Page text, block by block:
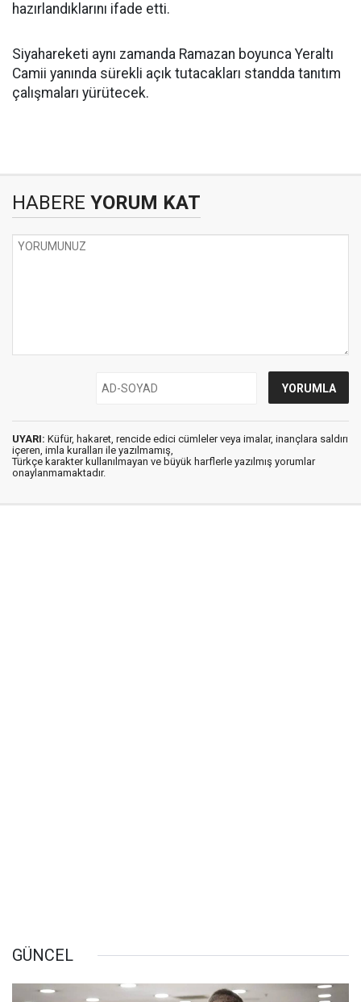
hazırlandıklarını ifade etti.
Siyahareketi aynı zamanda Ramazan boyunca Yeraltı
Camii yanında sürekli açık tutacakları standda tanıtım
çalışmaları yürütecek.
HABERE YORUM KAT
UYARI: Küfür, hakaret, rencide edici cümleler veya imalar, inançlara saldırı
içeren, imla kuralları ile yazılmamış,
Türkçe karakter kullanılmayan ve büyük harflerle yazılmış yorumlar
onaylanmamaktadır.
GÜNCEL